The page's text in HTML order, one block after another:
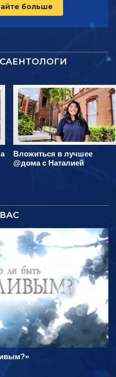
больше
Вложиться в лучшее
@дома с Наталией